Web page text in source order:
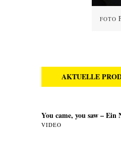
FOTO
AKTUELLE
You came, you saw – Ein
VIDEO